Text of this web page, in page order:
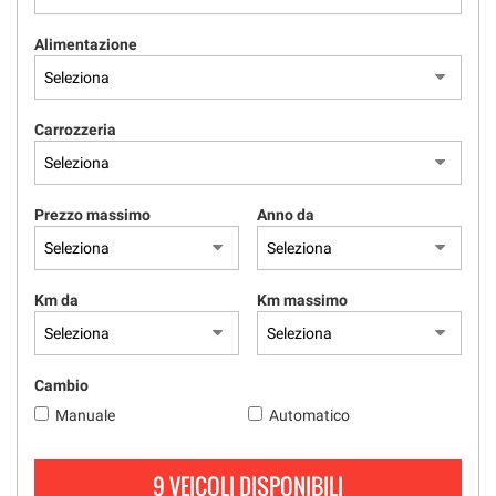
Alimentazione
Carrozzeria
Prezzo massimo Anno da
Km da Km massimo
Cambio
Manuale
Automatico
9 VEICOLI DISPONIBILI
adottiamo
per
offrire
funzionalità
svolgere
le
attività
seguito
descritte.
Per
ottenere
informazioni
sull'utilità